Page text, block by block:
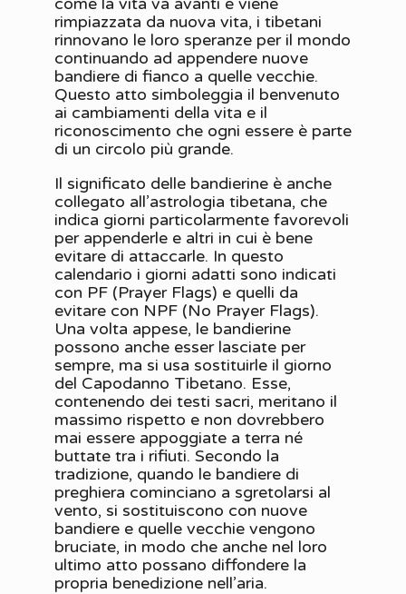
rimpiazzata da nuova vita, i tibetani
rinnovano le loro speranze per il mondo
continuando ad appendere nuove
bandiere di fianco a quelle vecchie.
Questo atto simboleggia il benvenuto
ai cambiamenti della vita e il
riconoscimento che ogni essere è parte
di un circolo più grande.
Il significato delle bandierine è anche
collegato all’astrologia tibetana, che
indica giorni particolarmente favorevoli
per appenderle e altri in cui è bene
evitare di attaccarle. In questo
calendario i giorni adatti sono indicati
con PF (Prayer Flags) e quelli da
evitare con NPF (No Prayer Flags).
Una volta appese, le bandierine
possono anche esser lasciate per
sempre, ma si usa sostituirle il giorno
del Capodanno Tibetano. Esse,
contenendo dei testi sacri, meritano il
massimo rispetto e non dovrebbero
mai essere appoggiate a terra né
buttate tra i rifiuti. Secondo la
tradizione, quando le bandiere di
preghiera cominciano a sgretolarsi al
vento, si sostituiscono con nuove
bandiere e quelle vecchie vengono
bruciate, in modo che anche nel loro
ultimo atto possano diffondere la
propria benedizione nell’aria.